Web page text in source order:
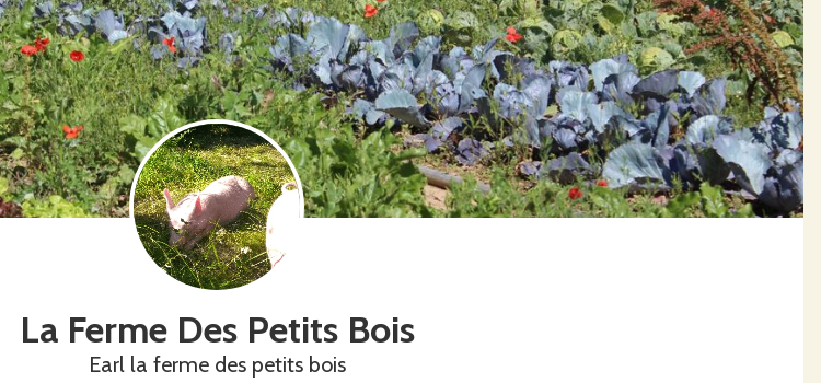
La Ferme Des Petits Bois
Earl la ferme des petits bois